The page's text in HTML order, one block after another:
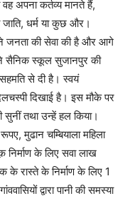
अपना कर्तव्य मानते हैं,
जाति, धर्म या कुछ और।
जनता की सेवा की है और आगे
सैनिक स्कूल सुजानपुर की
से दी है। स्वयं
दिखाई है। इस मौके पर
सुनीं तथा उन्हें हल किया।
मुढान चम्बियाला महिला
के लिए सवा लाख
रास्ते के निर्माण के लिए 1
द्वारा पानी की समस्या